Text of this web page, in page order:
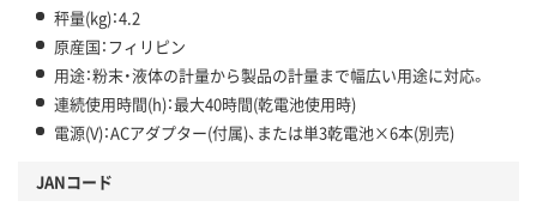
秤量(kg)：4.2
原産国：フィリピン
用途：粉末・液体の計量から製品の計量まで幅広い用途に対応。
連続使用時間(h)：最大40時間(乾電池使用時)
電源(V)：ACアダプター(付属)、または単3乾電池×6本(別売)
JANコード